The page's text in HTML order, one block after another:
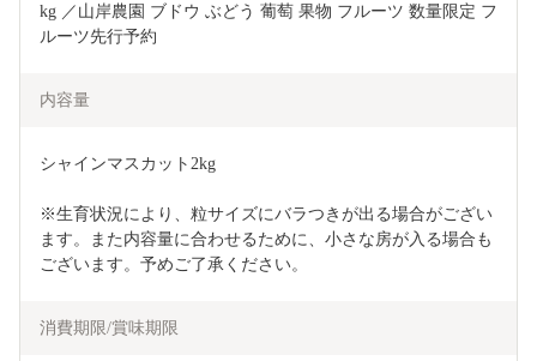
kg ／山岸農園 ブドウ ぶどう 葡萄 果物 フルーツ 数量限定 フ
ルーツ先行予約
内容量
シャインマスカット2kg
※生育状況により、粒サイズにバラつきが出る場合がござい
ます。また内容量に合わせるために、小さな房が入る場合も
ございます。予めご了承ください。
消費期限/賞味期限